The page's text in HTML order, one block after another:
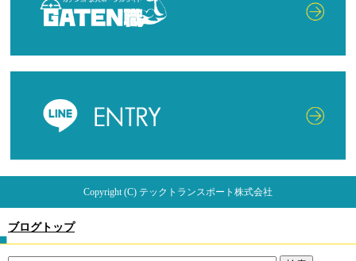
Copyright (C) テックトランスポート株式会社
ブログトップ